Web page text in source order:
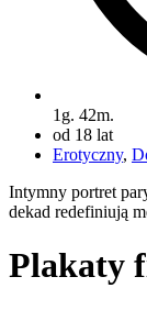
1g. 42m.
od 18 lat
Erotyczny,
Intymny portret
dekad redefiniują
Plakaty